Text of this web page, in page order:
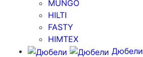
MUNGO
HILTI
FASTY
HIMTEX
Дюбели